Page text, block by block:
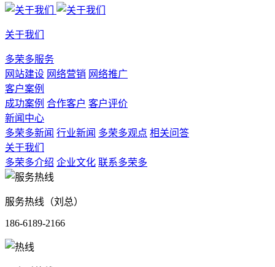
关于我们
多荣多服务
网站建设 网络营销 网络推广
客户案例
成功案例 合作客户 客户评价
新闻中心
多荣多新闻 行业新闻 多荣多观点 相关问答
关于我们
多荣多介绍 企业文化 联系多荣多
服务热线（刘总）
186-6189-2166